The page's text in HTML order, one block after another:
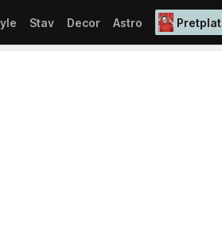
Stav Decor Astro